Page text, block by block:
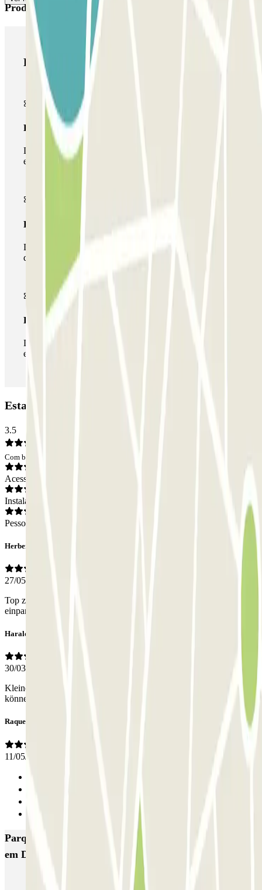
Produtos Parclick
Produtos Parclick
Passe simples
Durante a sua estadia, só poderá entrar e sair do parque de
estacionamento uma vez.
Passe multiestacionamento
Durante a sua estadia, pode utilizar toda a rede de parques
de estacionamento deste operador disponível em Parclick.
Passe ilimitado
Durante a sua estadia, pode entrar e sair do parque de
estacionamento as vezes que quiser.
Estacionamento ParkBee Delft station: Opiniões
3.5
Com base em 5 opiniões
Acesso
Instalações
Pessoal
Herbert
27/05/2025
Top zentrale Lage. Parkplätze sehr eng weil PKW nicht optimal
einparkten.
Harald
30/03/2025
Kleines Parkhaus, sehr enge Ausfahrt. Man sollte schon rangieren
können.
Raquel
11/05/2024
Parques de estacionamento com melhor classificação
em Delft
Parkbee Michiel de Ruyterweg